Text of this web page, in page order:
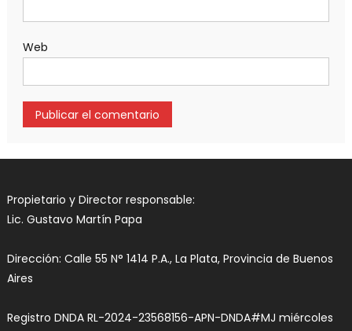
Web
Propietario y Director responsable:
Lic. Gustavo Martín Papa
Dirección: Calle 55 N° 1414 P.A., La Plata, Provincia de Buenos
Aires
Registro DNDA RL-2024-23568156-APN-DNDA#MJ miércoles